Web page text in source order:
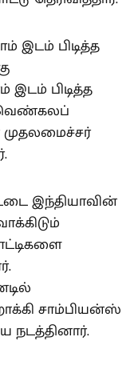
இடம் பிடித்த
பிடித்த
வெண்கலப்
முதலமைச்சர்
இந்தியாவின்
சாம்பியன்ஸ்
நடத்தினார்.